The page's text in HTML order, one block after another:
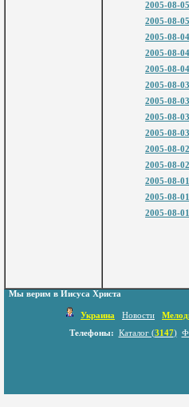
2005-08-05
2005-08-05
2005-08-04
2005-08-04
2005-08-04
2005-08-03
2005-08-03
2005-08-03
2005-08-03
2005-08-02
2005-08-02
2005-08-01
2005-08-01
2005-08-01
Мы верим в Иисуса Христа
Украина Новости
Телефоны:
Каталог (3147)